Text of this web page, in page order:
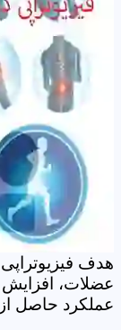
هدف
عضلات،
عملکرد حاصل